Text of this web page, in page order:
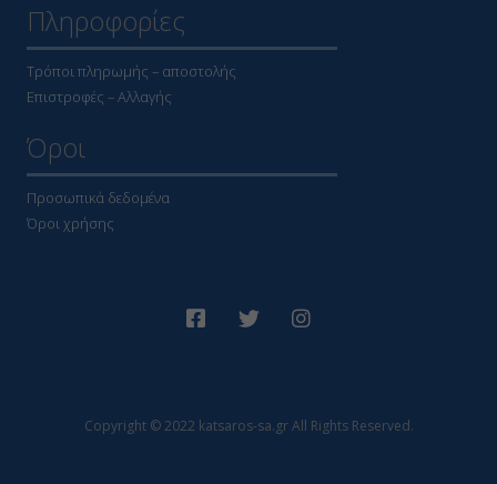
Πληροφορίες
Τρόποι πληρωμής – αποστολής
Επιστροφές – Αλλαγής
Όροι
Προσωπικά δεδομένα
Όροι χρήσης
Copyright © 2022 katsaros-sa.gr All Rights Reserved.